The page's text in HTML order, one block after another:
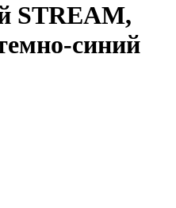
STREAM,
синий